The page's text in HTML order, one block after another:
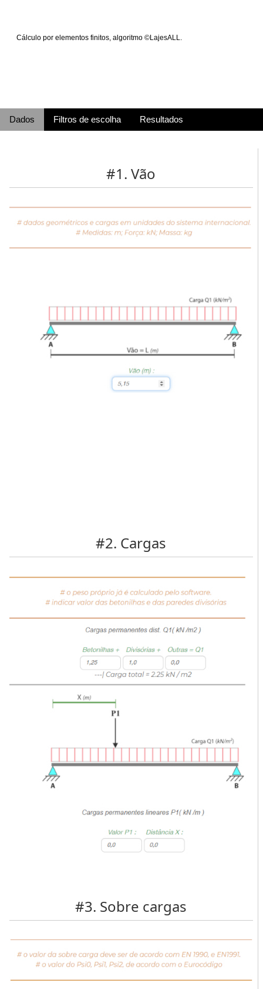
Cálculo por elementos finitos, algoritmo ©LajesALL.
Dados Filtros de escolha Resultados
#1. Vão
#2. Cargas
#3. Sobre cargas